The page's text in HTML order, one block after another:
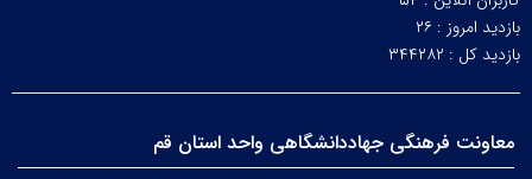
بازدید امروز : ۲۶
بازدید کل : ۳۴۴۲۸۲
معاونت فرهنگی جهاددانشگاهی واحد استان قم